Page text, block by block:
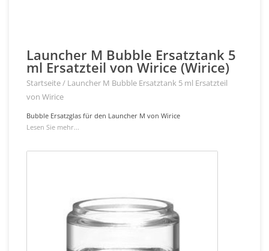
Launcher M Bubble Ersatztank 5
ml Ersatzteil von Wirice (Wirice)
Startseite/ Launcher M Bubble Ersatztank 5 ml Ersatzteil
von Wirice
Bubble Ersatzglas für den Launcher M von Wirice
Lesen Sie mehr...